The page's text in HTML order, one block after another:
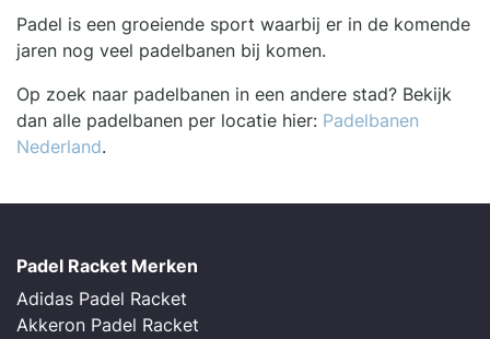
Padel is een groeiende sport waarbij er in de komende
jaren nog veel padelbanen bij komen.
Op zoek naar padelbanen in een andere stad? Bekijk
dan alle padelbanen per locatie hier: Padelbanen
Nederland.
Padel Racket Merken
Adidas Padel Racket
Akkeron Padel Racket